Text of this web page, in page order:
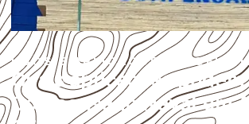
USOS E APLICAÇÕES
Quais aplicações
Compensado Naval em